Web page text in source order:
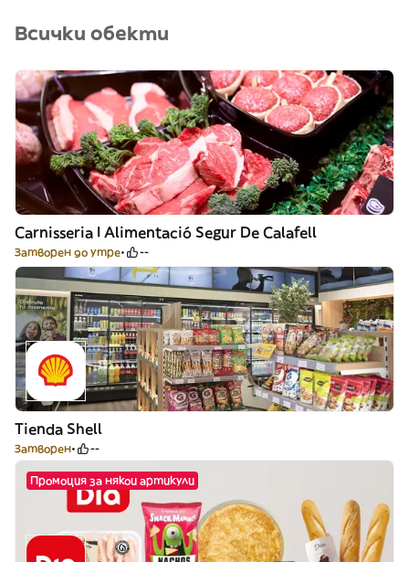
Всички обекти
Carnisseria I Alimentació Segur De Calafell
Затворен до утре --
Tienda Shell
Затворен --
Промоция за някои артикули